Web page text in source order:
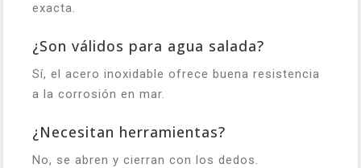
exacta.
¿Son válidos para agua salada?
Sí, el acero inoxidable ofrece buena resistencia
a la corrosión en mar.
¿Necesitan herramientas?
No, se abren y cierran con los dedos.